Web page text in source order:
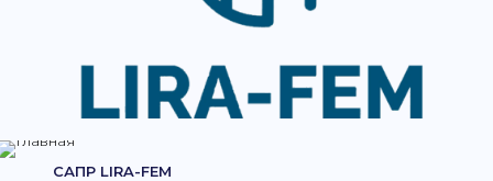
САПР LIRA-FEM